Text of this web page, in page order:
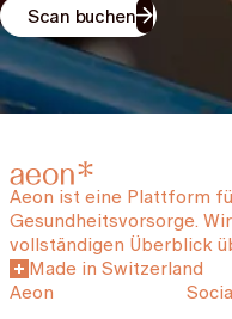
Scan buchen
Aeon ist eine Plattform
Gesundheitsvorsorge.
vollständigen Überblick
Made in Switzerland
Aeon